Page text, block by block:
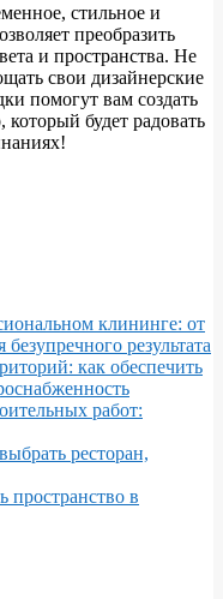
стильное и
преобразить
и пространства. Не
свои дизайнерские
помогут вам создать
будет радовать
клининге: от
результата
как обеспечить
работ:
ресторан,
пространство в